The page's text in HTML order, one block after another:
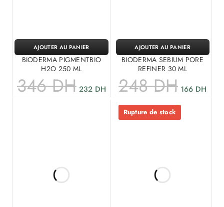
BIODERMA PIGMENTBIO
H2O 250 ML
346DH 232 DH
AJOUTER AU PANIER
BIODERMA SEBIUM PORE
REFINER 30 ML
248DH 166 DH
AJOUTER AU PANIER
Rupture de stock